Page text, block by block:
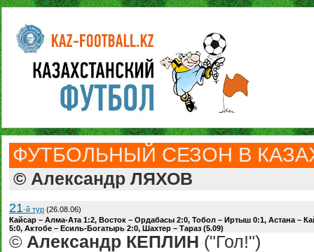
ФУТБОЛЬНЫЙ СЕЗОН В
© Александр ЛЯХОВ
21-й тур (26.08.06)
Кайсар – Алма-Ата 1:2, Восток – Ордабасы 2:0, Тобол – Иртыш 0:1, Астана –
5:0, Актобе – Есиль-Богатырь 2:0, Шахтер – Тараз (5.09)
© Александр КЕПЛИН ("Гол!")